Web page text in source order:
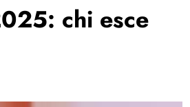
chi esce